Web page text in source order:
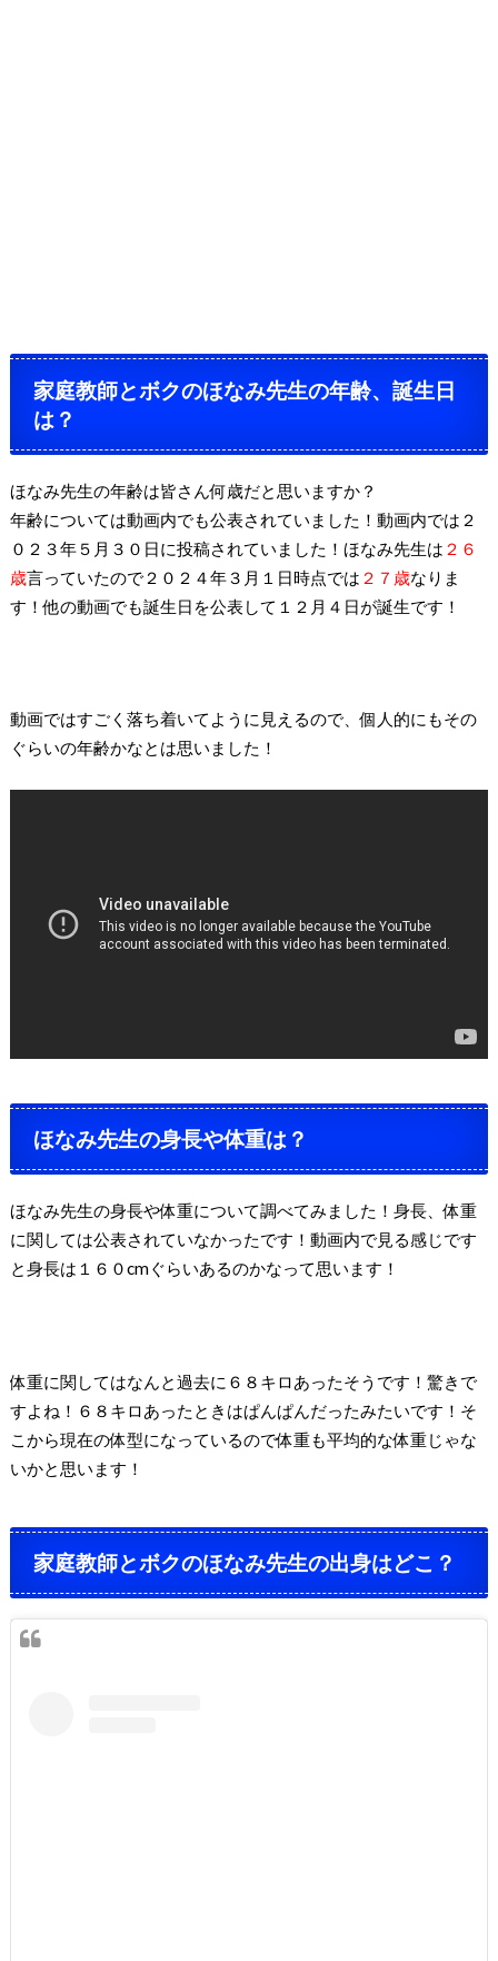
家庭教師とボクのほなみ先生の年齢、誕生日
は？
ほなみ先生の年齢は皆さん何歳だと思いますか？
年齢については動画内でも公表されていました！動画内では２
０２３年５月３０日に投稿されていました！ほなみ先生は ２６
歳言っていたので２０２４年３月１日時点では ２７歳なりま
す！他の動画でも誕生日を公表して１２月４日が誕生です！
動画ではすごく落ち着いてように見えるので、個人的にもその
ぐらいの年齢かなとは思いました！
ほなみ先生の身長や体重は？
ほなみ先生の身長や体重について調べてみました！身長、体重
に関しては公表されていなかったです！動画内で見る感じです
と身長は１６０cmぐらいあるのかなって思います！
体重に関してはなんと過去に６８キロあったそうです！驚きで
すよね！６８キロあったときはぱんぱんだったみたいです！そ
こから現在の体型になっているので体重も平均的な体重じゃな
いかと思います！
家庭教師とボクのほなみ先生の出身はどこ？